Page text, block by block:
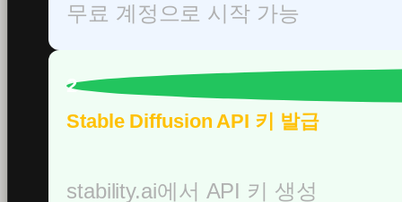
무료 계정으로 시작 가능
2
Stable Diffusion API 키 발급
stability.ai에서 API 키 생성